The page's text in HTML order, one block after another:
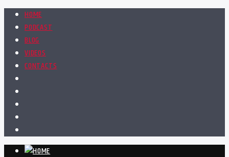
HOME
PODCAST
BLOG
VIDEOS
CONTACTS